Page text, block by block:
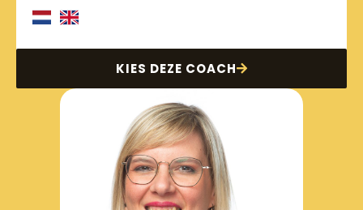
KIES DEZE COACH